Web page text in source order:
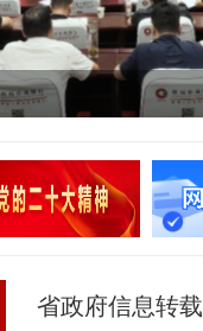
省政府信息转载